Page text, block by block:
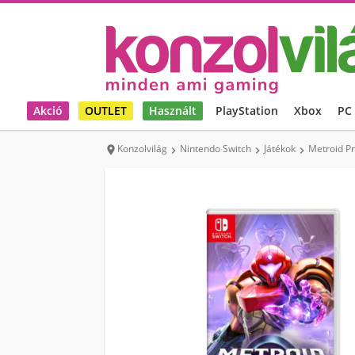
Akció OUTLET Használt PlayStation Xbox PC
 Konzolvilág  Nintendo Switch Játékok  Metroid